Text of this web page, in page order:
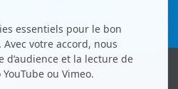
Copyright © CC.Comunication
Tous droits réservés
essentiels pour le bon
votre accord, nous
d’audience et la lecture de
ou Vimeo.